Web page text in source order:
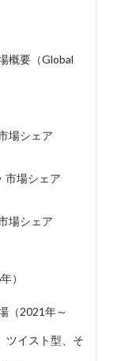
概要（Global
場シェア
市場シェア
場シェア
）
（2021年～
ツイスト型、そ